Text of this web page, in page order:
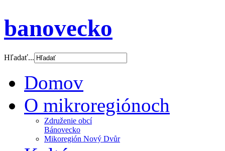
banovecko
Hľadať...
Domov
O mikroregiónoch
Združenie obcí
Bánovecko
Mikoregión Nový Dvůr